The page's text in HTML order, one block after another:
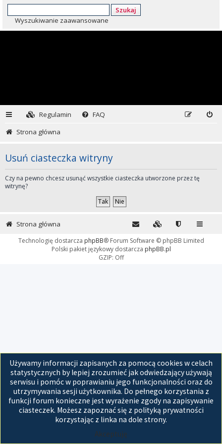
Szukaj
Wyszukiwanie zaawansowane
Regulamin
FAQ
Strona główna
Usuń ciasteczka witryny
Czy na pewno chcesz usunąć wszystkie ciasteczka utworzone przez tę
witrynę?
Używamy informacji zapisanych za pomocą cookies w celach
statystycznych by lepiej zrozumieć jak odwiedzający używają
serwisu i pomóc w poprawianiu jego funkcjonalności oraz do
utrzymywania sesji użytkownika. Do pełnego korzystania z
funkcji forum konieczne jest wyrażenie zgody na zapisywanie
ciasteczek. Możesz zapoznać się z polityką prywatności
korzystając z linka na dole strony.
Akceptuję
Strona główna
Technologię dostarcza phpBB® Forum Software © phpBB Limited
Polski pakiet językowy dostarcza phpBB.pl
GZIP: Off